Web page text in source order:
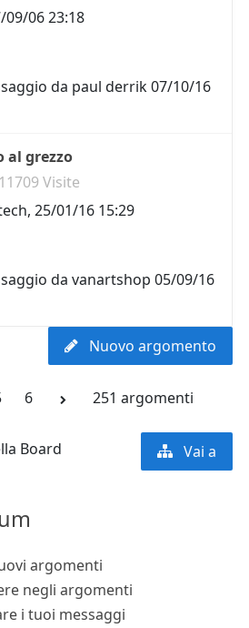
09/06 23:18
da paul derrik07/10/16
al grezzo
Visite
, 25/01/16 15:29
da vanartshop 05/09/16
Nuovo argomento
6 251 argomenti
Board Vai a
argomenti
negli argomenti
i tuoi messaggi